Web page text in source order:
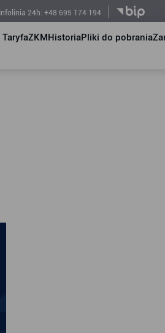
Infolinia 24h: +48 695 174 194
TaryfaZKMHistoriaPliki do pobrania